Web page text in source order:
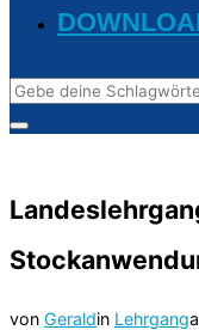
Suchen
nach:
Seitenleiste
von Geraldin Lehrgang